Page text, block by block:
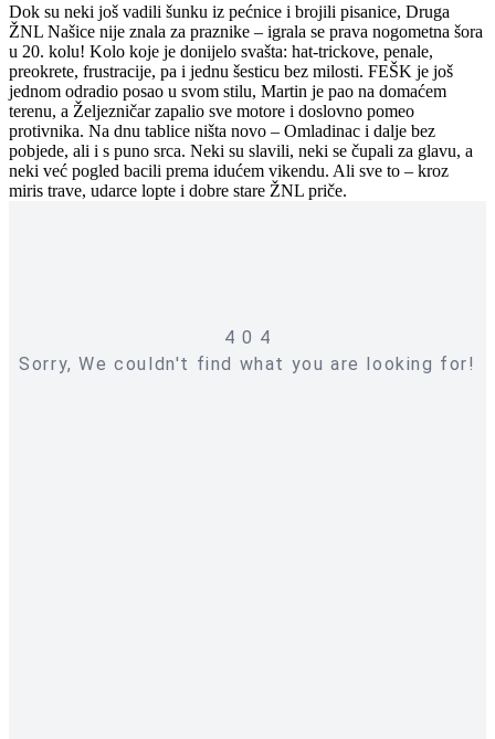
Dok su neki još vadili šunku iz pećnice i brojili pisanice, Druga
ŽNL Našice nije znala za praznike – igrala se prava nogometna šora
u 20. kolu! Kolo koje je donijelo svašta: hat-trickove, penale,
preokrete, frustracije, pa i jednu šesticu bez milosti. FEŠK je još
jednom odradio posao u svom stilu, Martin je pao na domaćem
terenu, a Željezničar zapalio sve motore i doslovno pomeo
protivnika. Na dnu tablice ništa novo – Omladinac i dalje bez
pobjede, ali i s puno srca. Neki su slavili, neki se čupali za glavu, a
neki već pogled bacili prema idućem vikendu. Ali sve to – kroz
miris trave, udarce lopte i dobre stare ŽNL priče.